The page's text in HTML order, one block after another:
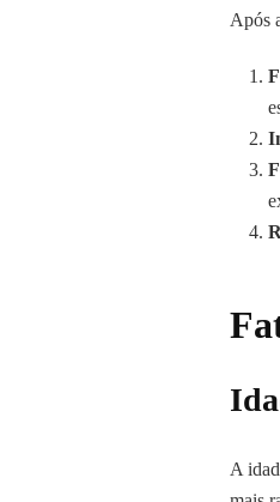
Após
A